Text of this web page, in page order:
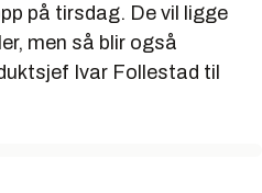
på tirsdag. De vil ligge
men så blir også
Ivar Follestad til